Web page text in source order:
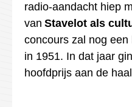
radio-aandacht hiep
van Stavelot als
concours zal nog
in 1951. In dat jaar
hoofdprijs aan de